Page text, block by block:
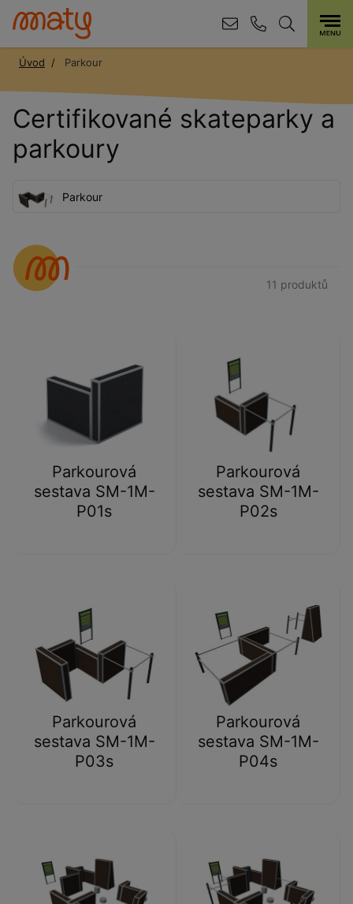
Úvod Parkour
Certifikované skateparky a
parkoury
Parkour
Parkourová
sestava SM-1M-
P01s
Parkourová
sestava SM-1M-
P02s
Parkourová
sestava SM-1M-
P03s
Parkourová
sestava SM-1M-
P04s